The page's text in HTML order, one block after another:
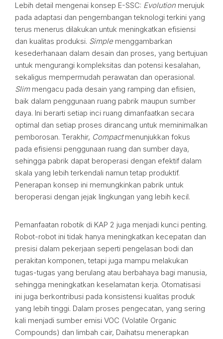
Lebih detail mengenai konsep E-SSC: Evolution merujuk
pada adaptasi dan pengembangan teknologi terkini yang
terus menerus dilakukan untuk meningkatkan efisiensi
dan kualitas produksi. Simplemenggambarkan
kesederhanaan dalam desain dan proses, yang bertujuan
untuk mengurangi kompleksitas dan potensi kesalahan,
sekaligus mempermudah perawatan dan operasional.
Slimmengacu pada desain yang ramping dan efisien,
baik dalam penggunaan ruang pabrik maupun sumber
daya. Ini berarti setiap inci ruang dimanfaatkan secara
optimal dan setiap proses dirancang untuk meminimalkan
pemborosan. Terakhir, Compactmenunjukkan fokus
pada efisiensi penggunaan ruang dan sumber daya,
sehingga pabrik dapat beroperasi dengan efektif dalam
skala yang lebih terkendali namun tetap produktif.
Penerapan konsep ini memungkinkan pabrik untuk
beroperasi dengan jejak lingkungan yang lebih kecil.
Pemanfaatan robotik di KAP 2 juga menjadi kunci penting.
Robot-robot ini tidak hanya meningkatkan kecepatan dan
presisi dalam pekerjaan seperti pengelasan bodi dan
perakitan komponen, tetapi juga mampu melakukan
tugas-tugas yang berulang atau berbahaya bagi manusia,
sehingga meningkatkan keselamatan kerja. Otomatisasi
ini juga berkontribusi pada konsistensi kualitas produk
yang lebih tinggi. Dalam proses pengecatan, yang sering
kali menjadi sumber emisi VOC (Volatile Organic
Compounds) dan limbah cair, Daihatsu menerapkan